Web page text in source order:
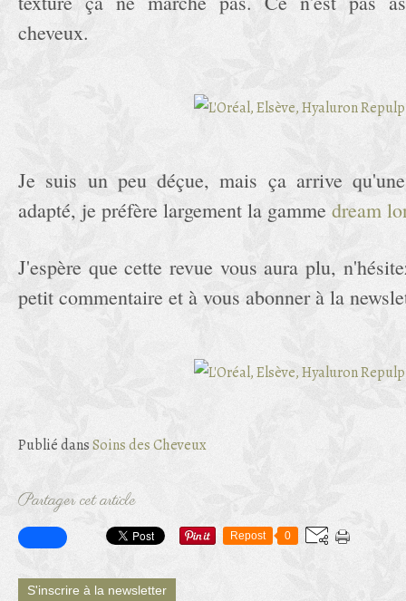
cheveux.
Je suis un peu déçue, mais ça arrive
adapté, je préfère largement la gamme dream
J'espère que cette revue vous aura plu,
petit commentaire et à vous abonner à la
Publié dansSoins des Cheveux
Partager cet article
Repost 0
S'inscrire à la newsletter